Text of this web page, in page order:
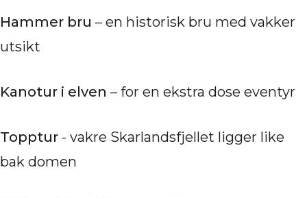
Hammer bru – en historisk bru med vakker
utsikt
Kanotur i elven – for en ekstra dose eventyr
Topptur - vakre Skarlandsfjellet ligger like
bak domen